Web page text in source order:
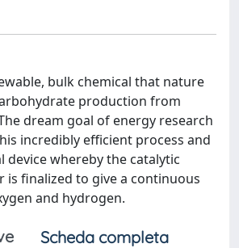
bulk chemical that nature
production from
dream goal of energy research
incredibly efficient process and
device whereby the catalytic
finalized to give a continuous
and hydrogen.
Scheda completa